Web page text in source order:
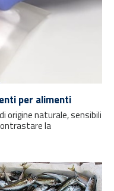
per alimenti
origine naturale, sensibili
la